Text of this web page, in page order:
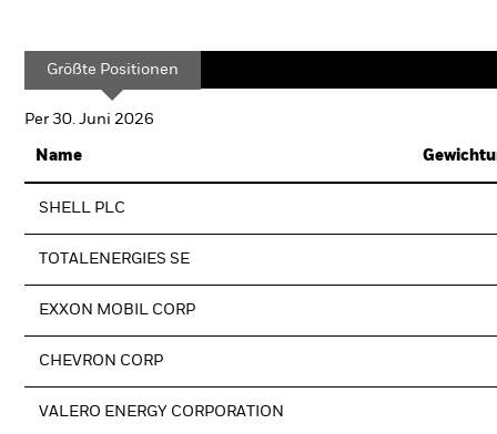
Größte Positionen
Per 30. Juni 2026
Name
SHELL PLC
TOTALENERGIES SE
EXXON MOBIL CORP
CHEVRON CORP
VALERO ENERGY CORPORATION